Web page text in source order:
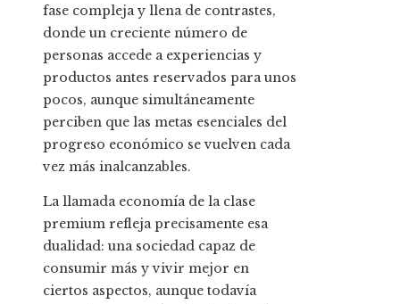
fase compleja y llena de contrastes,
donde un creciente número de
personas accede a experiencias y
productos antes reservados para unos
pocos, aunque simultáneamente
perciben que las metas esenciales del
progreso económico se vuelven cada
vez más inalcanzables.
La llamada economía de la clase
premium refleja precisamente esa
dualidad: una sociedad capaz de
consumir más y vivir mejor en
ciertos aspectos, aunque todavía